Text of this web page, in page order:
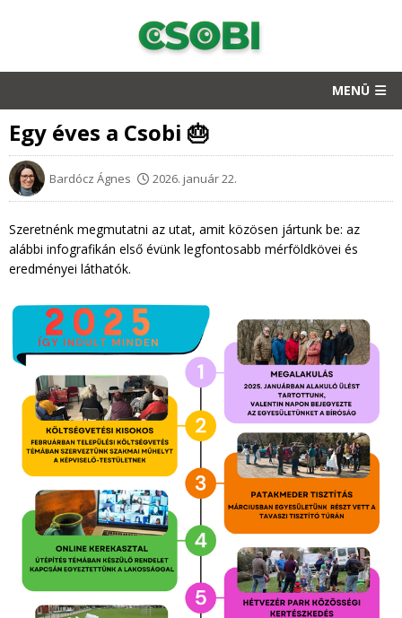
MENÜ
Egy éves a Csobi 🎂
Bardócz Ágnes 2026. január 22.
Szeretnénk megmutatni az utat, amit közösen jártunk be: az
alábbi infografikán első évünk legfontosabb mérföldkövei és
eredményei láthatók.